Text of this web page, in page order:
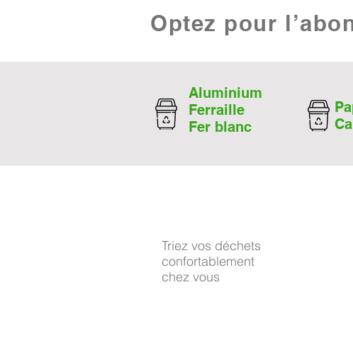
Optez pour
Aluminium
Ferraille
Fer blanc
Triez vos déchets
confortablement
chez vous